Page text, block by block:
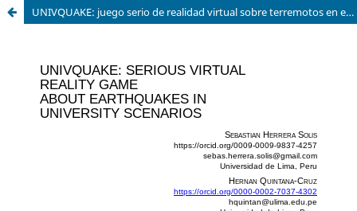
UNIVQUAKE: juego serio de realidad virtual sobre terremotos en escenarios universitarios